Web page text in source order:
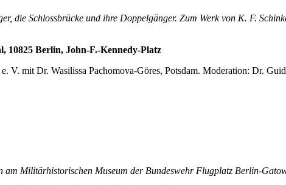
die Schlossbrücke und ihre Doppelgänger. Zum Werk von K. F.
10825 Berlin, John-F.-Kennedy-Platz
V. mit Dr. Wasilissa Pachomova-Göres, Potsdam. Moderation: Dr.
Militärhistorischen Museum der Bundeswehr Flugplatz Berlin-